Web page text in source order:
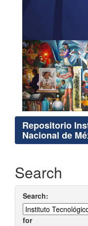
Repositorio
Nacional de
Search
Search:
for